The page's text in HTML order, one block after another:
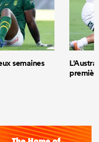
semaines